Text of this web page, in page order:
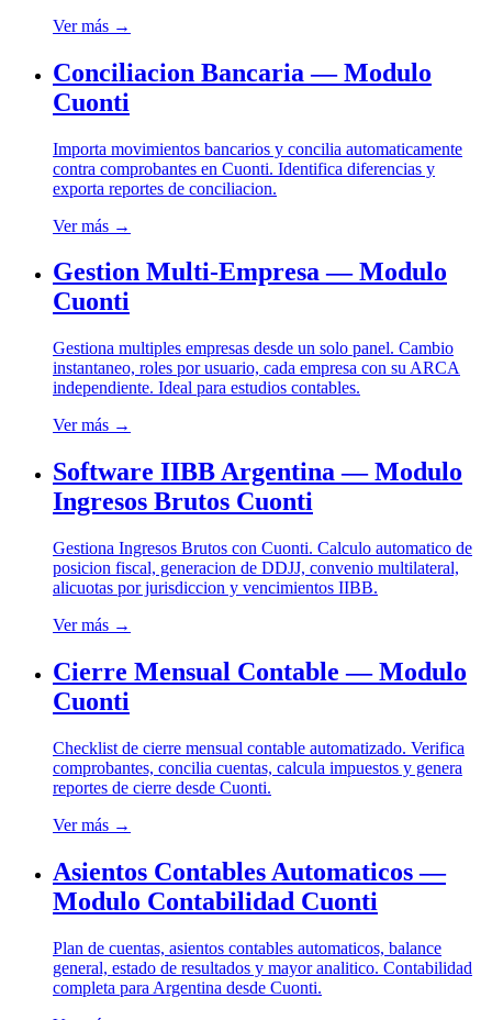
Ver más →
Conciliacion Bancaria — Modulo
Cuonti
Importa movimientos bancarios y concilia automaticamente
contra comprobantes en Cuonti. Identifica diferencias y
exporta reportes de conciliacion.
Ver más →
Gestion Multi-Empresa — Modulo
Cuonti
Gestiona multiples empresas desde un solo panel. Cambio
instantaneo, roles por usuario, cada empresa con su ARCA
independiente. Ideal para estudios contables.
Ver más →
Software IIBB Argentina — Modulo
Ingresos Brutos Cuonti
Gestiona Ingresos Brutos con Cuonti. Calculo automatico de
posicion fiscal, generacion de DDJJ, convenio multilateral,
alicuotas por jurisdiccion y vencimientos IIBB.
Ver más →
Cierre Mensual Contable — Modulo
Cuonti
Checklist de cierre mensual contable automatizado. Verifica
comprobantes, concilia cuentas, calcula impuestos y genera
reportes de cierre desde Cuonti.
Ver más →
Asientos Contables Automaticos —
Modulo Contabilidad Cuonti
Plan de cuentas, asientos contables automaticos, balance
general, estado de resultados y mayor analitico. Contabilidad
completa para Argentina desde Cuonti.